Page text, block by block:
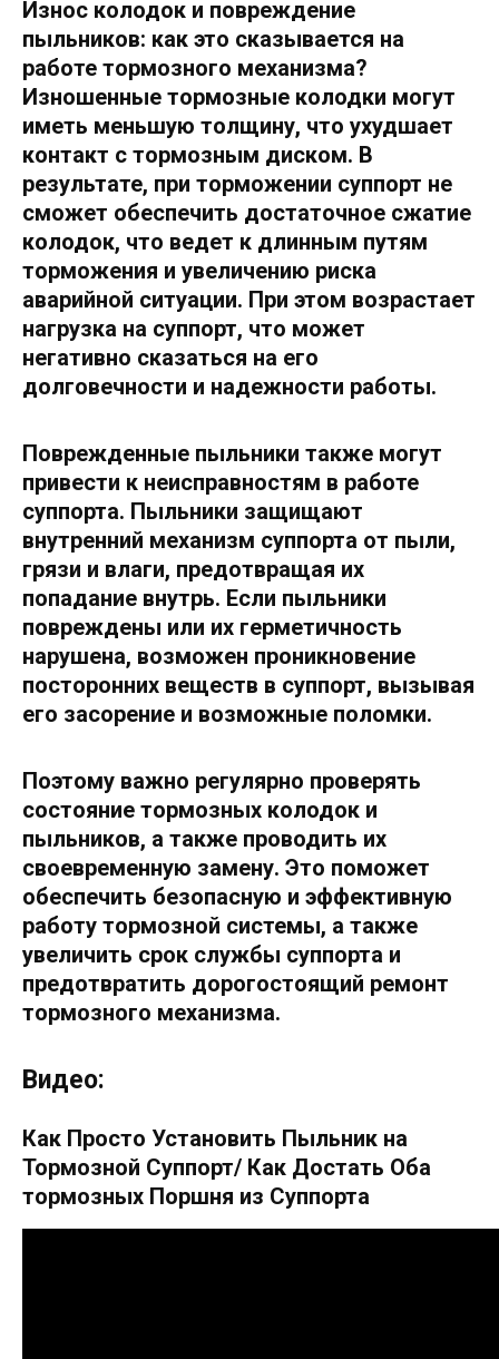
Износ колодок и повреждение
пыльников: как это сказывается на
работе тормозного механизма?
Изношенные тормозные колодки могут
иметь меньшую толщину, что ухудшает
контакт с тормозным диском. В
результате, при торможении суппорт не
сможет обеспечить достаточное сжатие
колодок, что ведет к длинным путям
торможения и увеличению риска
аварийной ситуации. При этом возрастает
нагрузка на суппорт, что может
негативно сказаться на его
долговечности и надежности работы.
Поврежденные пыльники также могут
привести к неисправностям в работе
суппорта. Пыльники защищают
внутренний механизм суппорта от пыли,
грязи и влаги, предотвращая их
попадание внутрь. Если пыльники
повреждены или их герметичность
нарушена, возможен проникновение
посторонних веществ в суппорт, вызывая
его засорение и возможные поломки.
Поэтому важно регулярно проверять
состояние тормозных колодок и
пыльников, а также проводить их
своевременную замену. Это поможет
обеспечить безопасную и эффективную
работу тормозной системы, а также
увеличить срок службы суппорта и
предотвратить дорогостоящий ремонт
тормозного механизма.
Видео:
Как Просто Установить Пыльник на
Тормозной Суппорт/ Как Достать Оба
тормозных Поршня из Суппорта